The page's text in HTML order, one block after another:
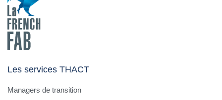
Les services THACT
Managers de transition